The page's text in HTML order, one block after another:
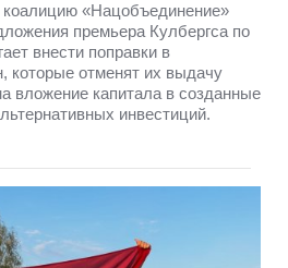
«Нацобъединение»
премьера Кулбергса по
внести поправки в
которые отменят их выдачу
вложение капитала в созданные
инвестиций.